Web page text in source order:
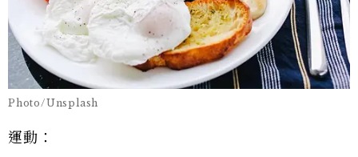
Photo/Unsplash
運動：